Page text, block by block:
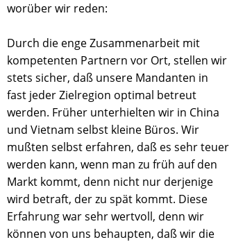
worüber wir reden:
Durch die enge Zusammenarbeit mit
kompetenten Partnern vor Ort, stellen wir
stets sicher, daß unsere Mandanten in
fast jeder Zielregion optimal betreut
werden. Früher unterhielten wir in China
und Vietnam selbst kleine Büros. Wir
mußten selbst erfahren, daß es sehr teuer
werden kann, wenn man zu früh auf den
Markt kommt, denn nicht nur derjenige
wird betraft, der zu spät kommt. Diese
Erfahrung war sehr wertvoll, denn wir
können von uns behaupten, daß wir die